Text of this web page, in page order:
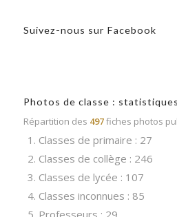
Suivez-nous sur Facebook
Photos de classe : statistiques
Répartition des 497fiches photos
1. Classes de primaire : 27
2. Classes de collège : 246
3. Classes de lycée : 107
4. Classes inconnues : 85
5. Professeurs : 29